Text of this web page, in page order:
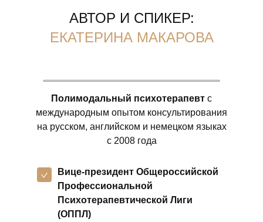
АВТОР И СПИКЕР:
ЕКАТЕРИНА МАКАРОВА
Полимодальный психотерапевт с
международным опытом консультирования
на русском, английском и немецком языках
с 2008 года
Вице-президент Общероссийской
Профессиональной
Психотерапевтической Лиги
(ОППЛ)